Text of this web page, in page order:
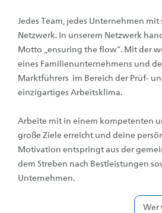
Jedes Team, jedes Unternehmen
Netzwerk. In unserem Netzwerk
Motto „ensuring the flow“. Mit der
eines Familienunternehmens und
Marktführers im Bereich der Prüf-
einzigartiges Arbeitsklima.
Arbeite mit in einem kompetenten
große Ziele erreicht und deine
Motivation entspringt aus der
dem Streben nach Bestleistungen
Unternehmen.
Wer